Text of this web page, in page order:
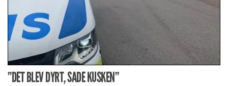
”DET BLEV DYRT, SADE KUSKEN”